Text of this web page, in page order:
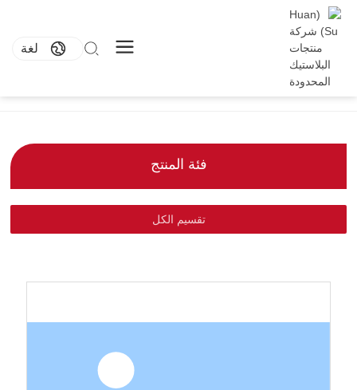
لغة
تصدير طقم من 1×150 وعاءًا مستديرًا سعة 24 أونصة (أبيض)
فئة المنتج
تقسيم الكل